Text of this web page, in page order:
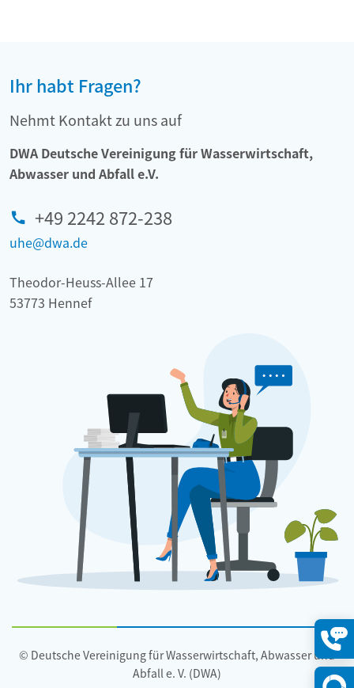
Ihr habt Fragen?
Nehmt Kontakt zu uns auf
DWA Deutsche Vereinigung für Wasserwirtschaft,
Abwasser und Abfall e.V.
+49 2242 872-238
uhe@dwa.de
Theodor-Heuss-Allee 17
53773 Hennef
© Deutsche Vereinigung für Wasserwirtschaft, Abwasser und
Abfall e. V. (DWA)